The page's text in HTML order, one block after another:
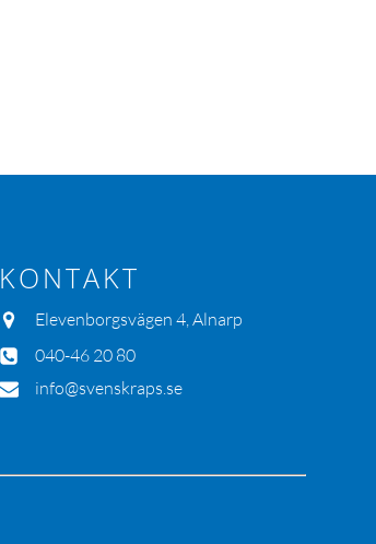
KONTAKT
Elevenborgsvägen 4, Alnarp
040-46 20 80
info@svenskraps.se